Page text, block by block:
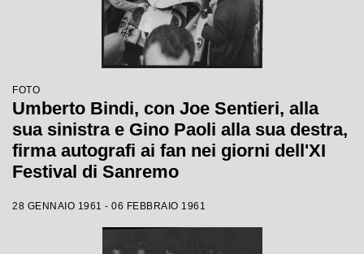
FOTO
Umberto Bindi, con Joe Sentieri, alla
sua sinistra e Gino Paoli alla sua destra,
firma autografi ai fan nei giorni dell'XI
Festival di Sanremo
28 GENNAIO 1961 - 06 FEBBRAIO 1961